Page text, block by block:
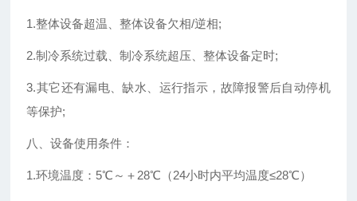
1.整体设备超温、整体设备欠相/逆相;
2.制冷系统过载、制冷系统超压、整体设备定时;
3.其它还有漏电、缺水、运行指示，故障报警后自动停机
等保护;
八、设备使用条件：
1.环境温度：5℃～＋28℃（24小时内平均温度≤28℃）